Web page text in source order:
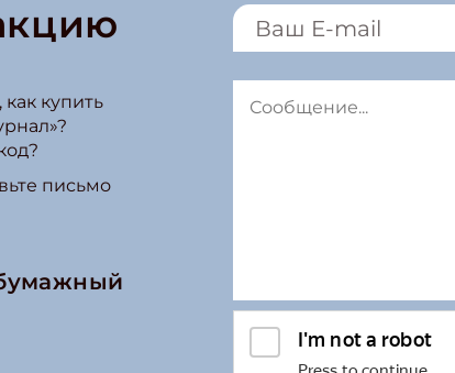
как купить
письмо